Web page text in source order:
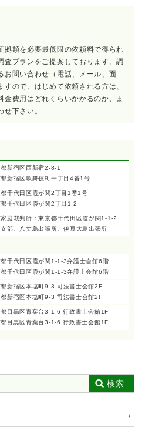
拠類を必要最低限の依頼料で得られ
査プランをご提案しております。調
お問い合わせ（電話、メール、面
ので、はじめて依頼される方は、
金費用はどれくらいかかるのか、ま
下さい。
新宿区西新宿2-8-1
新宿区歌舞伎町一丁目4番1号
千代田区霞が関2丁目1番1号
千代田区霞が関2丁目1-2
庭裁判所：東京都千代田区霞が関1-1-2
部、八丈島出張所、伊豆大島出張所
千代田区霞が関1-1-3弁護士会館6階
千代田区霞が関1-1-3弁護士会館6階
新宿区本塩町9-3 司法書士会館2F
新宿区本塩町9-3 司法書士会館2F
目黒区青葉台3-1-6 行政書士会館1F
目黒区青葉台3-1-6 行政書士会館1F
検索